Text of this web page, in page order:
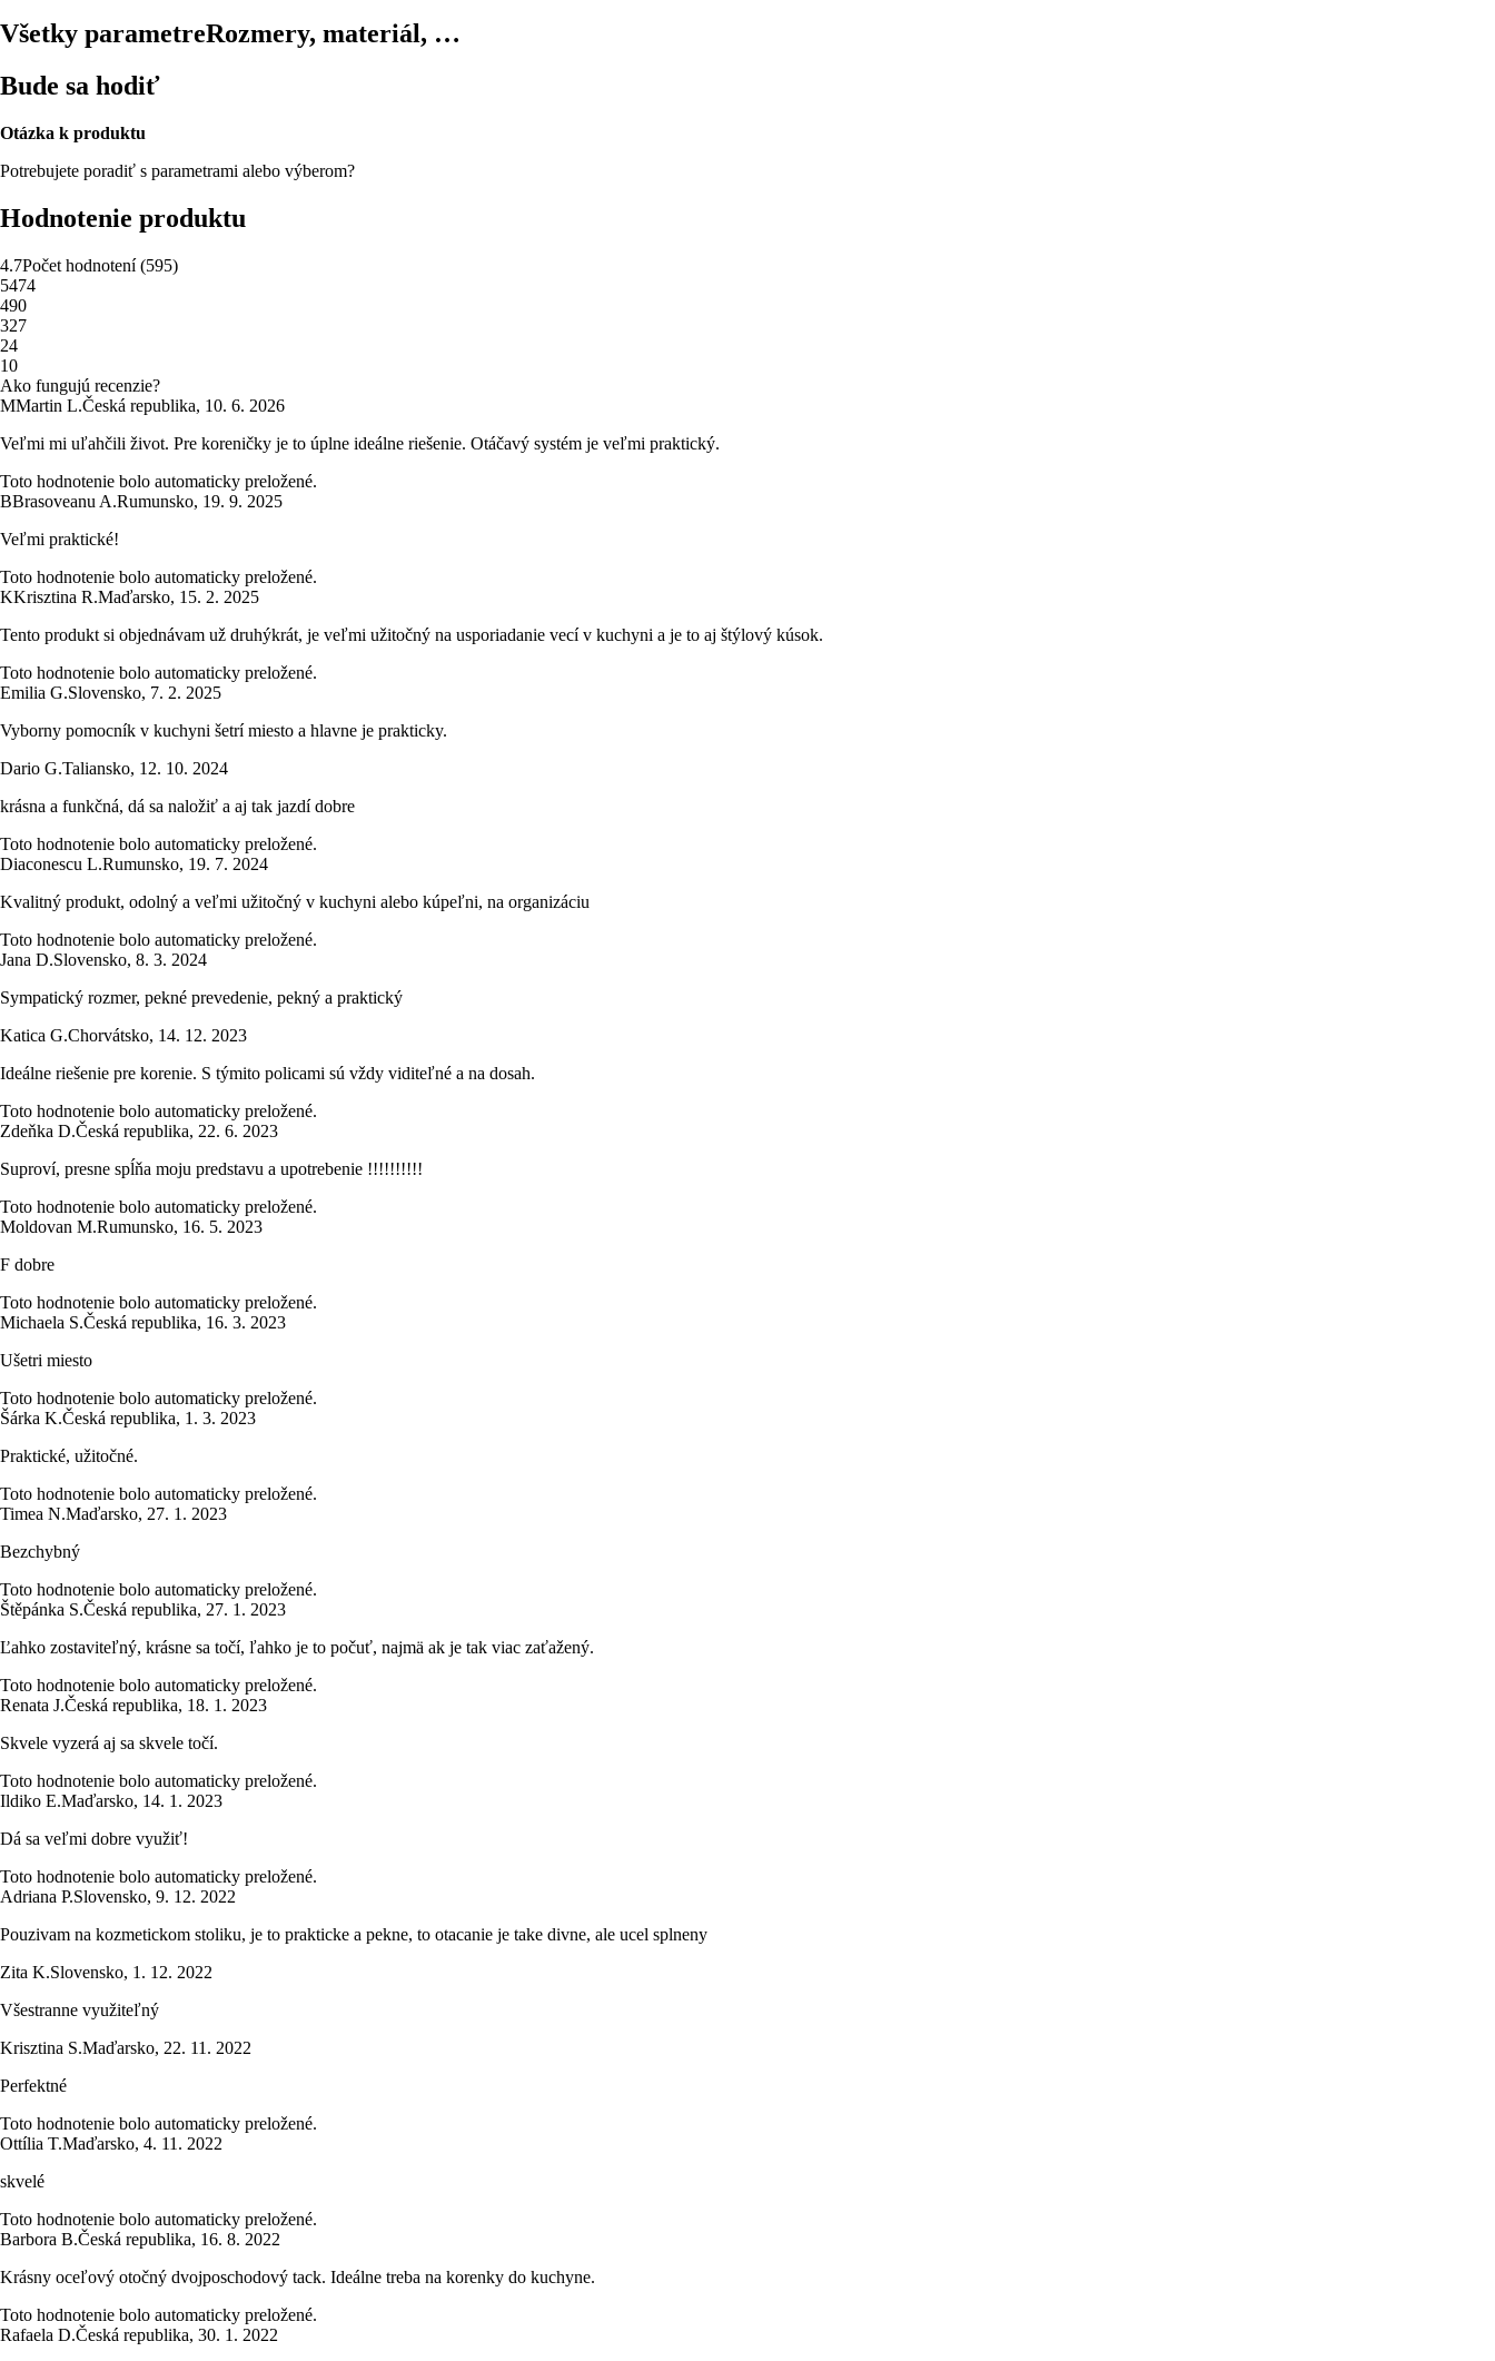
Všetky parametreRozmery, materiál, …
Bude sa hodiť
Otázka k produktu
Potrebujete poradiť s parametrami alebo výberom?
Hodnotenie produktu
4.7Počet hodnotení(595)
5474
490
327
24
10
Ako fungujú recenzie?
MMartin L.Česká republika, 10. 6. 2026
Veľmi mi uľahčili život. Pre koreničky je to úplne ideálne riešenie. Otáčavý systém je veľmi praktický.
Toto hodnotenie bolo automaticky preložené.
BBrasoveanu A.Rumunsko, 19. 9. 2025
Veľmi praktické!
Toto hodnotenie bolo automaticky preložené.
KKrisztina R.Maďarsko, 15. 2. 2025
Tento produkt si objednávam už druhýkrát, je veľmi užitočný na usporiadanie vecí v kuchyni a je to aj štýlový kúsok.
Toto hodnotenie bolo automaticky preložené.
Emilia G.Slovensko, 7. 2. 2025
Vyborny pomocník v kuchyni šetrí miesto a hlavne je prakticky.
Dario G.Taliansko, 12. 10. 2024
krásna a funkčná, dá sa naložiť a aj tak jazdí dobre
Toto hodnotenie bolo automaticky preložené.
Diaconescu L.Rumunsko, 19. 7. 2024
Kvalitný produkt, odolný a veľmi užitočný v kuchyni alebo kúpeľni, na organizáciu
Toto hodnotenie bolo automaticky preložené.
Jana D.Slovensko, 8. 3. 2024
Sympatický rozmer, pekné prevedenie, pekný a praktický
Katica G.Chorvátsko, 14. 12. 2023
Ideálne riešenie pre korenie. S týmito policami sú vždy viditeľné a na dosah.
Toto hodnotenie bolo automaticky preložené.
Zdeňka D.Česká republika, 22. 6. 2023
Suproví, presne spĺňa moju predstavu a upotrebenie !!!!!!!!!!
Toto hodnotenie bolo automaticky preložené.
Moldovan M.Rumunsko, 16. 5. 2023
F dobre
Toto hodnotenie bolo automaticky preložené.
Michaela S.Česká republika, 16. 3. 2023
Ušetri miesto
Toto hodnotenie bolo automaticky preložené.
Šárka K.Česká republika, 1. 3. 2023
Praktické, užitočné.
Toto hodnotenie bolo automaticky preložené.
Timea N.Maďarsko, 27. 1. 2023
Bezchybný
Toto hodnotenie bolo automaticky preložené.
Štěpánka S.Česká republika, 27. 1. 2023
Ľahko zostaviteľný, krásne sa točí, ľahko je to počuť, najmä ak je tak viac zaťažený.
Toto hodnotenie bolo automaticky preložené.
Renata J.Česká republika, 18. 1. 2023
Skvele vyzerá aj sa skvele točí.
Toto hodnotenie bolo automaticky preložené.
Ildiko E.Maďarsko, 14. 1. 2023
Dá sa veľmi dobre využiť!
Toto hodnotenie bolo automaticky preložené.
Adriana P.Slovensko, 9. 12. 2022
Pouzivam na kozmetickom stoliku, je to prakticke a pekne, to otacanie je take divne, ale ucel splneny
Zita K.Slovensko, 1. 12. 2022
Všestranne využiteľný
Krisztina S.Maďarsko, 22. 11. 2022
Perfektné
Toto hodnotenie bolo automaticky preložené.
Ottília T.Maďarsko, 4. 11. 2022
skvelé
Toto hodnotenie bolo automaticky preložené.
Barbora B.Česká republika, 16. 8. 2022
Krásny oceľový otočný dvojposchodový tack. Ideálne treba na korenky do kuchyne.
Toto hodnotenie bolo automaticky preložené.
Rafaela D.Česká republika, 30. 1. 2022